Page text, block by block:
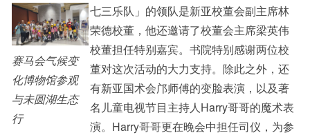
赛马会气候变
化博物馆参观
与未圆湖生态
行
七三乐队」的领队是新亚校董会副主席林
荣德校董，他还邀请了校董会主席梁英伟
校董担任特别嘉宾。书院特别感谢两位校
董对这次活动的大力支持。除此之外，还
有新亚国术会邝师傅的变脸表演，以及著
名儿童电视节目主持人Harry哥哥的魔术表
演。Harry哥哥更在晚会中担任司仪，为参